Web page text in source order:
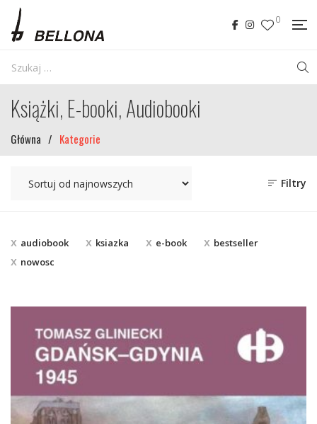
0
Książki, E-booki, Audiobooki
Główna / Kategorie
Filtry
audiobook ksiazka e-book
bestseller
nowosc